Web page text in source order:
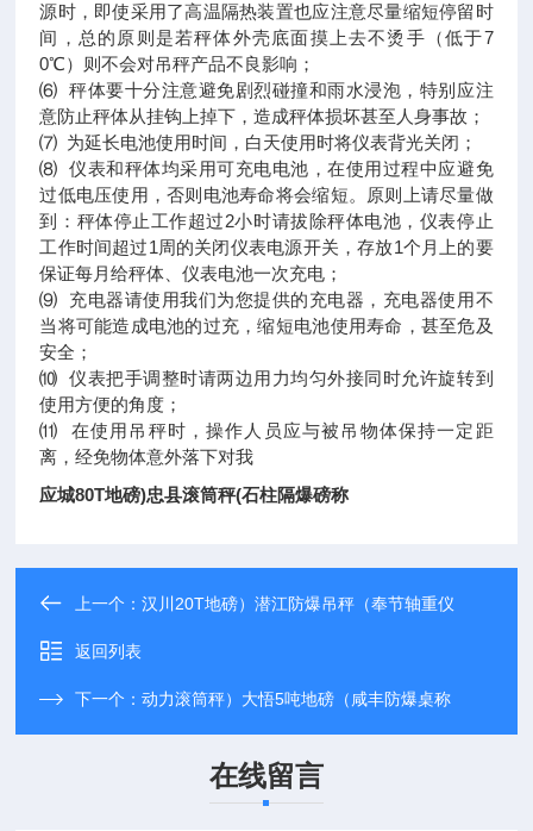
源时，即使采用了高温隔热装置也应注意尽量缩短停留时
间，总的原则是若秤体外壳底面摸上去不烫手（低于7
0℃）则不会对吊秤产品不良影响；
⑹ 秤体要十分注意避免剧烈碰撞和雨水浸泡，特别应注
意防止秤体从挂钩上掉下，造成秤体损坏甚至人身事故；
⑺ 为延长电池使用时间，白天使用时将仪表背光关闭；
⑻ 仪表和秤体均采用可充电电池，在使用过程中应避免
过低电压使用，否则电池寿命将会缩短。原则上请尽量做
到：秤体停止工作超过2小时请拔除秤体电池，仪表停止
工作时间超过1周的关闭仪表电源开关，存放1个月上的要
保证每月给秤体、仪表电池一次充电；
⑼ 充电器请使用我们为您提供的充电器，充电器使用不
当将可能造成电池的过充，缩短电池使用寿命，甚至危及
安全；
⑽ 仪表把手调整时请两边用力均匀外接同时允许旋转到
使用方便的角度；
⑾ 在使用吊秤时，操作人员应与被吊物体保持一定距
离，经免物体意外落下对我
应城80T地磅)忠县滚筒秤(石柱隔爆磅称
上一个：汉川20T地磅）潜江防爆吊秤（奉节轴重仪
返回列表
下一个：动力滚筒秤）大悟5吨地磅（咸丰防爆桌称
在线留言